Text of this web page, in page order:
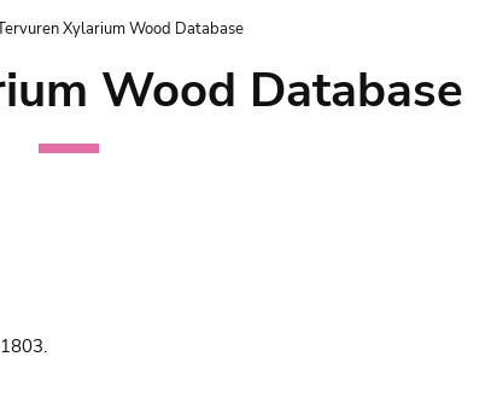
Xylarium Wood Database
Wood Database